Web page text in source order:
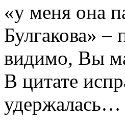
«у меня она
Булгакова» –
видимо, Вы
В цитате
удержалась…